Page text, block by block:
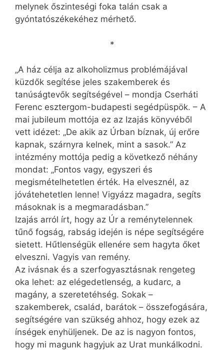
melynek őszinteségi foka talán csak a
gyóntatószékekéhez mérhető.
*
„A ház célja az alkoholizmus problémájával
küzdők segítése jeles szakemberek és
tanúságtevők segítségével – mondja Cserháti
Ferenc esztergom-budapesti segédpüspök. – A
mai jubileum mottója ez az Izajás könyvéből
vett idézet: „De akik az Úrban bíznak, új erőre
kapnak, szárnyra kelnek, mint a sasok.” Az
intézmény mottója pedig a következő néhány
mondat: „Fontos vagy, egyszeri és
megismételhetetlen érték. Ha elvesznél, az
jóvátehetetlen lenne! Vigyázz magadra, segíts
másoknak is a megmaradásban.”
Izajás arról írt, hogy az Úr a reménytelennek
tűnő fogság, rabság idején is népe segítségére
sietett. Hűtlenségük ellenére sem hagyta őket
elveszni. Vagyis van remény.
Az ivásnak és a szerfogyasztásnak rengeteg
oka lehet: az elégedetlenség, a kudarc, a
magány, a szeretetéhség. Sokak –
szakemberek, család, barátok – összefogására,
segítségére van szükség ahhoz, hogy ezek az
ínségek enyhüljenek. De az is nagyon fontos,
hogy mi magunk hagyjuk az Urat munkálkodni.